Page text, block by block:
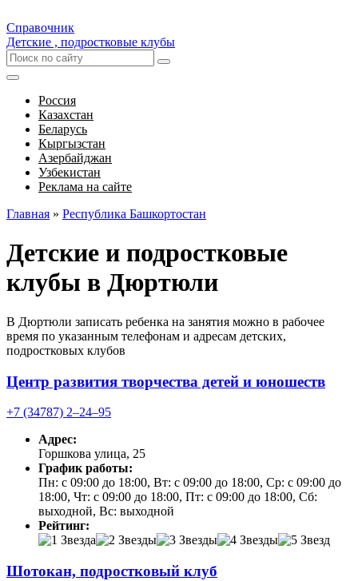
Справочник
Детские , подростковые клубы
Россия
Казахстан
Беларусь
Кыргызстан
Азербайджан
Узбекистан
Реклама на сайте
Главная » Республика Башкортостан
Детские и подростковые
клубы в Дюртюли
В Дюртюли записать ребенка на занятия можно в рабочее
время по указанным телефонам и адресам детских,
подростковых клубов
Центр развития творчества детей и юношеств
+7 (34787) 2‒24‒95
Адрес:
Горшкова улица, 25
График работы:
Пн: с 09:00 до 18:00, Вт: с 09:00 до 18:00, Ср: с 09:00 до
18:00, Чт: с 09:00 до 18:00, Пт: с 09:00 до 18:00, Сб:
выходной, Вс: выходной
Рейтинг:
Шотокан, подростковый клуб